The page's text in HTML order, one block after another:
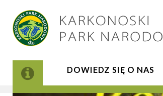
DOWIEDZ SIĘ O NAS